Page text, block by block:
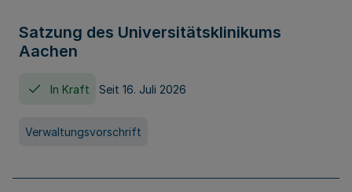
Satzung des Universitätsklinikums
Aachen
In Kraft Seit 16. Juli 2026
Verwaltungsvorschrift